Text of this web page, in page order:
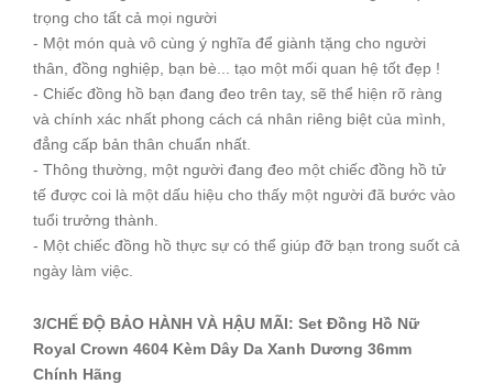
trọng cho tất cả mọi người
- Một món quà vô cùng ý nghĩa để giành tặng cho người
thân, đồng nghiệp, bạn bè... tạo một mối quan hệ tốt đẹp !
- Chiếc đồng hồ bạn đang đeo trên tay, sẽ thể hiện rõ ràng
và chính xác nhất phong cách cá nhân riêng biệt của mình,
đẳng cấp bản thân chuẩn nhất.
- Thông thường, một người đang đeo một chiếc đồng hồ tử
tế được coi là một dấu hiệu cho thấy một người đã bước vào
tuổi trưởng thành.
- Một chiếc đồng hồ thực sự có thể giúp đỡ bạn trong suốt cả
ngày làm việc.
3/CHẾ ĐỘ BẢO HÀNH VÀ HẬU MÃI: Set Đồng Hồ Nữ
Royal Crown 4604 Kèm Dây Da Xanh Dương 36mm
Chính Hãng